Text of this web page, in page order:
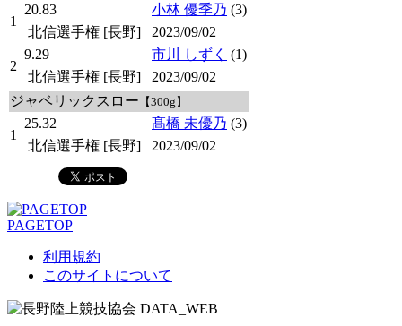
1
20.83 小林 優季乃 (3)
北信選手権 [長野]
2023/09/02
2
9.29 市川 しずく (1)
北信選手権 [長野]
2023/09/02
ジャベリックスロー 【300g】
1
25.32 髙橋 未優乃 (3)
北信選手権 [長野]
2023/09/02
PAGETOP
利用規約
このサイトについて